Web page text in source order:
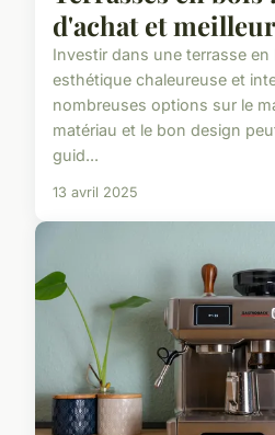
d'achat et
Investir dans une terrasse
esthétique chaleureuse et
nombreuses options sur le
matériau et le bon design
guid...
13 avril 2025